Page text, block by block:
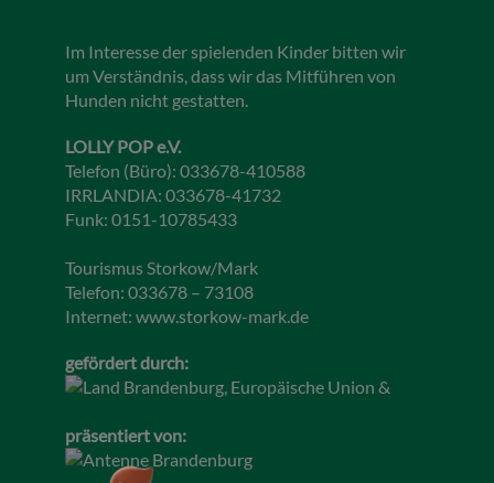
Im Interesse der spielenden Kinder bitten wir
um Verständnis, dass wir das Mitführen von
Hunden nicht gestatten.
LOLLY POP e.V.
Telefon (Büro): 033678-410588
IRRLANDIA: 033678-41732
Funk: 0151-10785433
Tourismus Storkow/Mark
Telefon: 033678 – 73108
Internet: www.storkow-mark.de
gefördert durch:
präsentiert von: